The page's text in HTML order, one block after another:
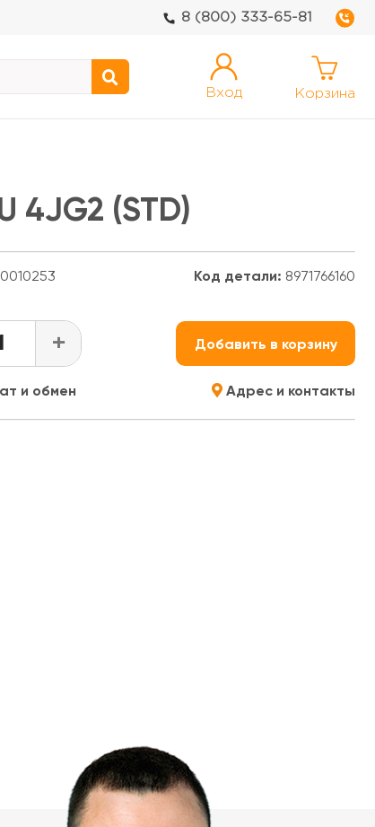
8 (800) 333-65-81
Вход Корзина
4JG2 (STD)
Код детали: 8971766160
+ Добавить в корзину
и обмен Адрес и контакты